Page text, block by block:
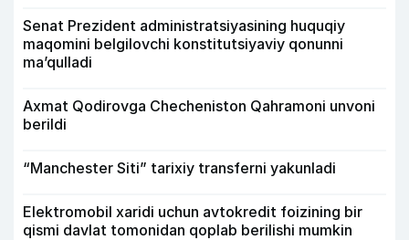
Senat Prezident administratsiyasining huquqiy
maqomini belgilovchi konstitutsiyaviy qonunni
ma’qulladi
Axmat Qodirovga Checheniston Qahramoni unvoni
berildi
“Manchester Siti” tarixiy transferni yakunladi
Elektromobil xaridi uchun avtokredit foizining bir
qismi davlat tomonidan qoplab berilishi mumkin